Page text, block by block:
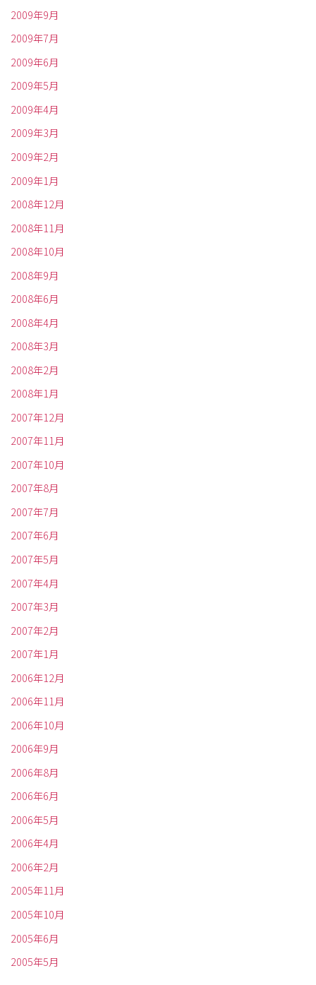
2009年9月
2009年7月
2009年6月
2009年5月
2009年4月
2009年3月
2009年2月
2009年1月
2008年12月
2008年11月
2008年10月
2008年9月
2008年6月
2008年4月
2008年3月
2008年2月
2008年1月
2007年12月
2007年11月
2007年10月
2007年8月
2007年7月
2007年6月
2007年5月
2007年4月
2007年3月
2007年2月
2007年1月
2006年12月
2006年11月
2006年10月
2006年9月
2006年8月
2006年6月
2006年5月
2006年4月
2006年2月
2005年11月
2005年10月
2005年6月
2005年5月